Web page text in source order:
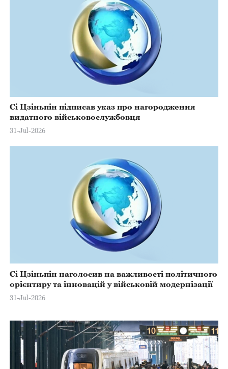
Сі Цзіньпін підписав указ про нагородження
видатного військовослужбовця
31-Jul-2026
Сі Цзіньпін наголосив на важливості політичного
орієнтиру та інновацій у військовій модернізації
31-Jul-2026